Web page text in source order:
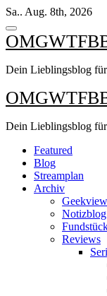
Zum
Inhalt
springen
Sa.. Aug. 8th, 2026
Dein Lieblingsblog
Dein Lieblingsblog
Featured
Blog
Streamplan
Archiv
Geekview
Notizblog
Reviews